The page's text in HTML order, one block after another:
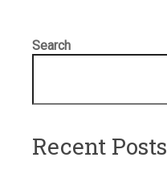
Search
Recent Posts